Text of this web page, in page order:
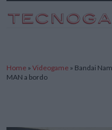
Home »Videogame » Bandai
MAN a bordo